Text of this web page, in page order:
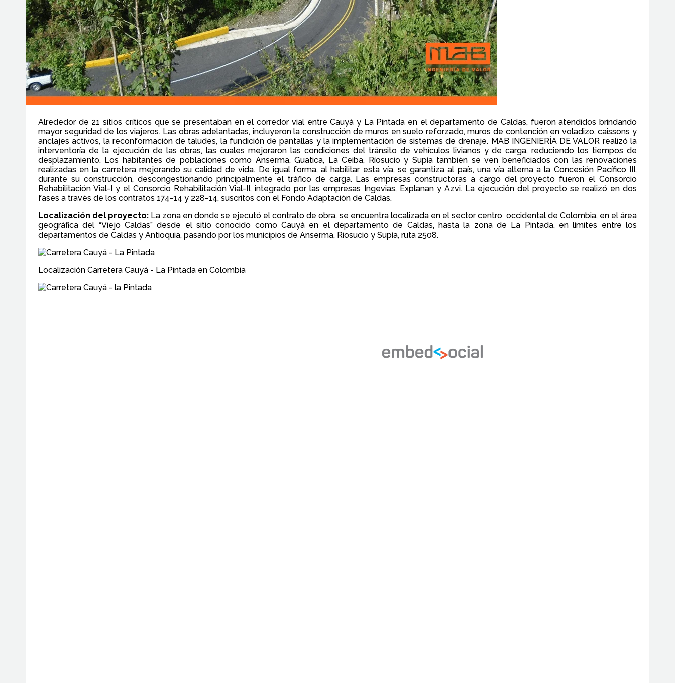
Alrededor de 21 sitios críticos que se presentaban en el corredor vial entre Cauyá y La Pintada en el departamento de Caldas, fueron atendidos brindando
mayor seguridad de los viajeros. Las obras adelantadas, incluyeron la construcción de muros en suelo reforzado, muros de contención en voladizo, caissons y
anclajes activos, la reconformación de taludes, la fundición de pantallas y la implementación de sistemas de drenaje. MAB INGENIERÍA DE VALOR realizó la
interventoría de la ejecución de las obras, las cuales mejoraron las condiciones del tránsito de vehículos livianos y de carga, reduciendo los tiempos de
desplazamiento. Los habitantes de poblaciones como Anserma, Guatica, La Ceiba, Ríosucio y Supía también se ven beneficiados con las renovaciones
realizadas en la carretera mejorando su calidad de vida. De igual forma, al habilitar esta vía, se garantiza al país, una vía alterna a la Concesión Pacífico III,
durante su construcción, descongestionando principalmente el tráfico de carga. Las empresas constructoras a cargo del proyecto fueron el Consorcio
Rehabilitación Vial-I y el Consorcio Rehabilitación Vial-II, integrado por las empresas Ingevias, Explanan y Azvi. La ejecución del proyecto se realizó en dos
fases a través de los contratos 174-14 y 228-14, suscritos con el Fondo Adaptación de Caldas.
Localización del proyecto: La zona en donde se ejecutó el contrato de obra, se encuentra localizada en el sector centro occidental de Colombia, en el área
geográfica del “Viejo Caldas” desde el sitio conocido como Cauyá en el departamento de Caldas, hasta la zona de La Pintada, en límites entre los
departamentos de Caldas y Antioquia, pasando por los municipios de Anserma, Riosucio y Supía, ruta 2508.
Localización Carretera Cauyá - La Pintada en Colombia